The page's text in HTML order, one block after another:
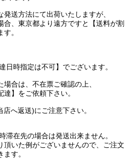
送方法にて出荷いたしますが、
合、東京都より遠方ですと【送料が割
。
時指定は不可】でございます。
合は、不在票ご確認の上、
】をご依頼下さい。
へ返送)にご注意下さい。
在先の場合は発送出来ません。
頂いた例がございませんので、ご注文
す。